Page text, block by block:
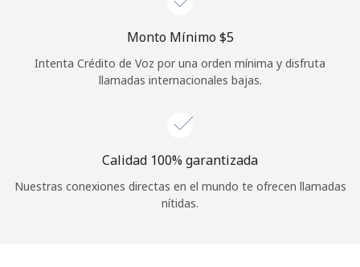
Monto Mínimo ⁦$5⁩
Intenta Crédito de Voz por una orden mínima y disfruta
llamadas internacionales bajas.
Calidad 100% garantizada
Nuestras conexiones directas en el mundo te ofrecen llamadas
nítidas.